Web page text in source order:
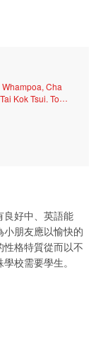
Cha
Kok Tsui, To
City,
Tong, Tsuen
良好中、英語能
朋友應以愉快的
格特質從而以不
校需要學生。